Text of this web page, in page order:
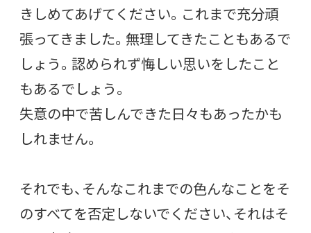
きしめてあげてください。これまで充分頑
張ってきました。無理してきたこともあるで
しょう。認められず悔しい思いをしたこと
もあるでしょう。
失意の中で苦しんできた日々もあったかも
しれません。
それでも、そんなこれまでの色んなことをそ
のすべてを否定しないでください、それはそ